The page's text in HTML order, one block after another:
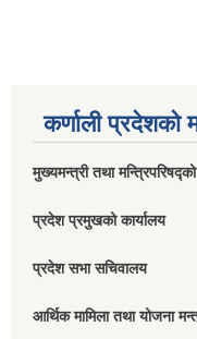
कर्णाली प्रदेशको
मुख्यमन्त्री तथा
प्रदेश प्रमुखको कार्यालय
प्रदेश सभा सचिवालय
आर्थिक मामिला तथा योजना